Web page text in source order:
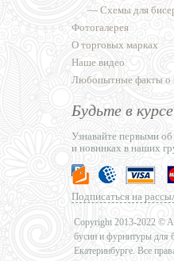
— Схемы для
Фотогалерея
О торговых марках
Наше видео
Любопытные факты о
Будьте в
Узнавайте первыми об
и новинках в наших
Подписаться на
Copyright 2013-2022 ©
бусин и фурнитуры для
Екатеринбурге. Все